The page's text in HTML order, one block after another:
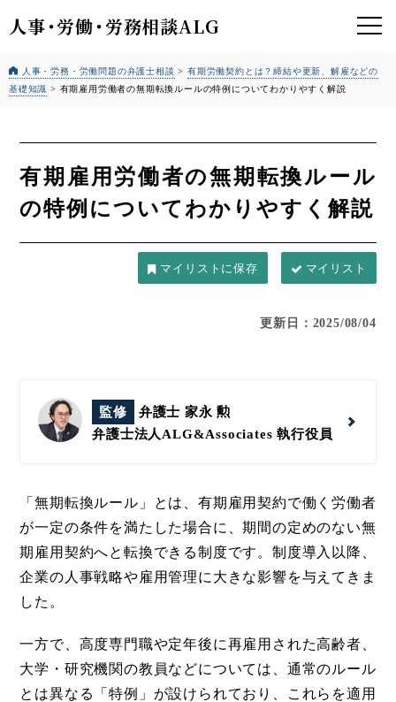
人事・労働・労務相談ALG
人事・労務・労働問題の弁護士相談 >有期労働契約とは？締結や更新、解雇などの
基礎知識 > 有期雇用労働者の無期転換ルールの特例についてわかりやすく解説
有期雇用労働者の無期転換ルール
の特例についてわかりやすく解説
マイリスト
更新日：2025/08/04
監修
弁護士 家永 勲
弁護士法人ALG&Associates執行役員
「無期転換ルール」とは、有期雇用契約で働く労働者
が一定の条件を満たした場合に、期間の定めのない無
期雇用契約へと転換できる制度です。制度導入以降、
企業の人事戦略や雇用管理に大きな影響を与えてきま
した。
一方で、高度専門職や定年後に再雇用された高齢者、
大学・研究機関の教員などについては、通常のルール
とは異なる「特例」が設けられており、これらを適用